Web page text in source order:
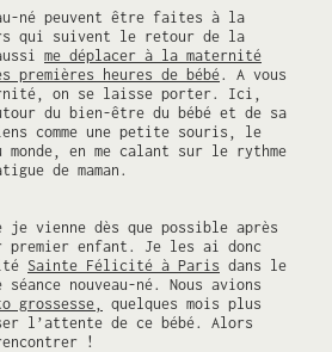
né peuvent être faites à la
qui suivent le retour de la
me déplacer à la maternité
premières heures de bébé. A vous
on se laisse porter. Ici,
du bien-être du bébé et de sa
comme une petite souris, le
monde, en me calant sur le rythme
de maman.
je vienne dès que possible après
premier enfant. Je les ai donc
Sainte Félicité à Paris dans le
nouveau-né. Nous avions
grossesse,
quelques mois plus
l’attente de ce bébé. Alors
!